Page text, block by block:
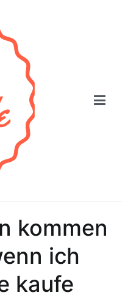
kommen
ich
kaufe